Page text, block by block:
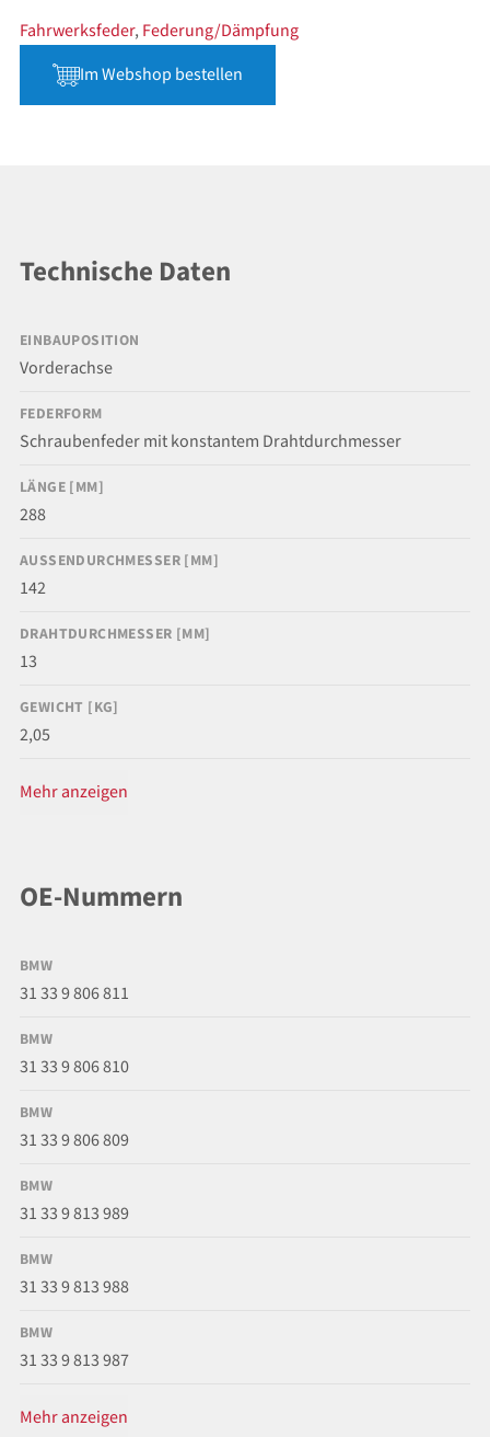
Fahrwerksfeder, Federung/Dämpfung
Im Webshop bestellen
Technische Daten
EINBAUPOSITION
Vorderachse
FEDERFORM
Schraubenfeder mit konstantem Drahtdurchmesser
LÄNGE [MM]
288
AUSSENDURCHMESSER [MM]
142
DRAHTDURCHMESSER [MM]
13
GEWICHT [KG]
2,05
Mehr anzeigen
OE-Nummern
BMW
31 33 9 806 811
BMW
31 33 9 806 810
BMW
31 33 9 806 809
BMW
31 33 9 813 989
BMW
31 33 9 813 988
BMW
31 33 9 813 987
Mehr anzeigen